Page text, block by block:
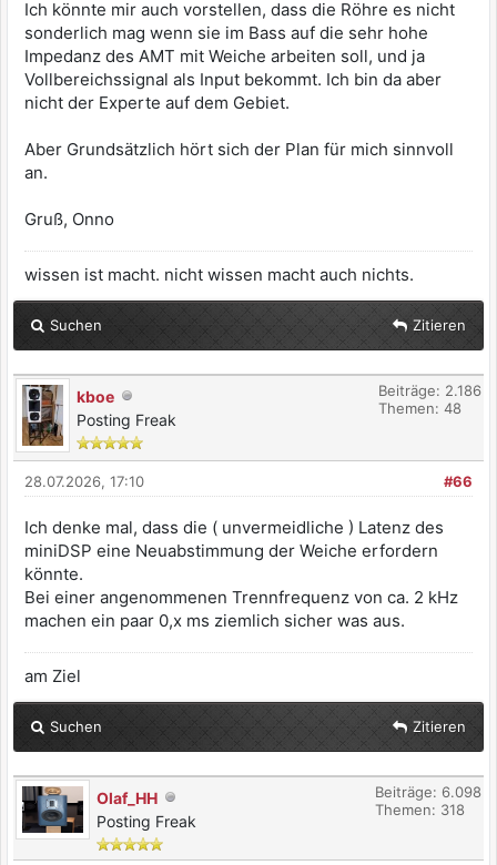
Ich könnte mir auch vorstellen, dass die Röhre es nicht
sonderlich mag wenn sie im Bass auf die sehr hohe
Impedanz des AMT mit Weiche arbeiten soll, und ja
Vollbereichssignal als Input bekommt. Ich bin da aber
nicht der Experte auf dem Gebiet.
Aber Grundsätzlich hört sich der Plan für mich sinnvoll
an.
Gruß, Onno
wissen ist macht. nicht wissen macht auch nichts.
Suchen Zitieren
kboe
Posting Freak
Beiträge: 2.186
Themen: 48
#66
28.07.2026, 17:10
Ich denke mal, dass die ( unvermeidliche ) Latenz des
miniDSP eine Neuabstimmung der Weiche erfordern
könnte.
Bei einer angenommenen Trennfrequenz von ca. 2 kHz
machen ein paar 0,x ms ziemlich sicher was aus.
am Ziel
Suchen Zitieren
Olaf_HH
Posting Freak
Beiträge: 6.098
Themen: 318